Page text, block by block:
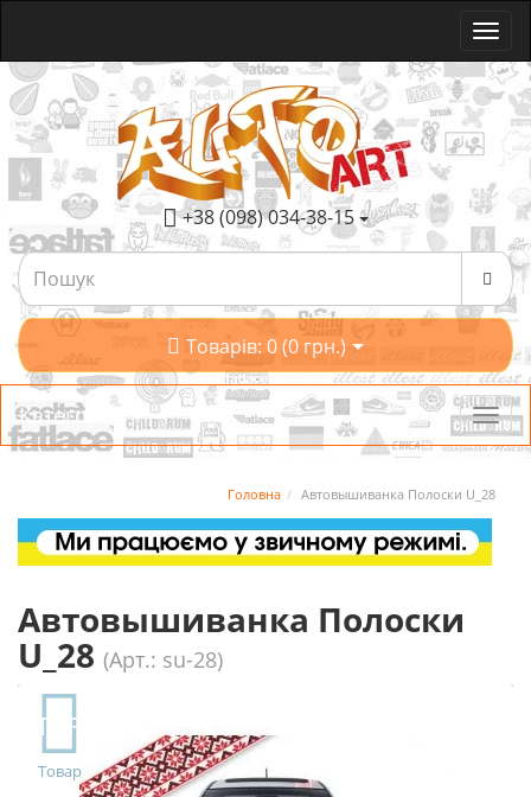
+38 (098) 034-38-15
Товарів: 0 (0 грн.)
Категорії
Головна Автовышиванка Полоски U_28
Автовышиванка Полоски
U_28 (Арт.: su-28)
TOP
Товар